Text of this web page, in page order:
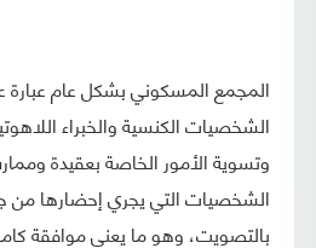
المجمع المسكوني بشكل عام
الشخصيات الكنسية والخبراء
وتسوية الأمور الخاصة بعقيدة
الشخصيات التي يجري إحضارها من
بالتصويت، وهو ما يعني موافقة